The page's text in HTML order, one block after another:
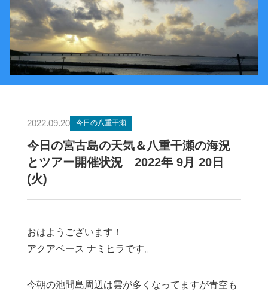
2022.09.20 今日の八重干瀬
今日の宮古島の天気＆八重干瀬の海況
とツアー開催状況 2022年 9月 20日
(火)
おはようございます！
アクアベース ナミヒラです。
今朝の池間島周辺は雲が多くなってますが青空も